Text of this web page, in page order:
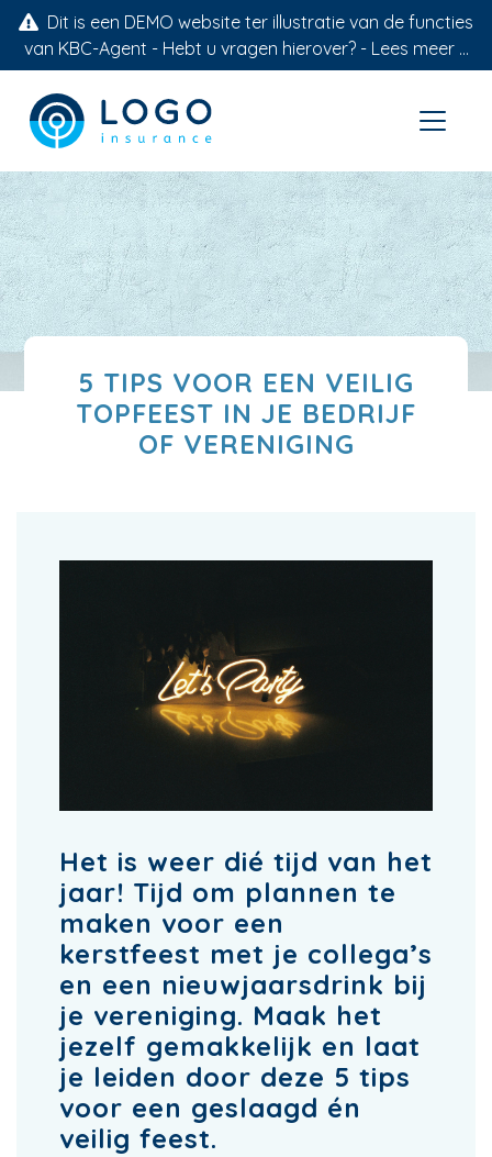
Dit is een DEMO website ter illustratie van de functies
van KBC-Agent - Hebt u vragen hierover? - Lees meer ...
5 TIPS VOOR EEN VEILIG
TOPFEEST IN JE BEDRIJF
OF VERENIGING
Het is weer dié tijd van het
jaar! Tijd om plannen te
maken voor een
kerstfeest met je collega’s
en een nieuwjaarsdrink bij
je vereniging. Maak het
jezelf gemakkelijk en laat
je leiden door deze 5 tips
voor een geslaagd én
veilig feest.